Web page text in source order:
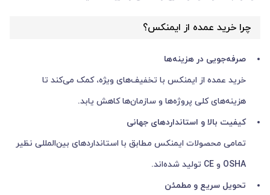
چرا خرید عمده از ایمنکس؟
صرفه‌جویی در هزینه‌ها
خرید عمده از ایمنکس با تخفیف‌های ویژه، کمک می‌کند تا
هزینه‌های کلی پروژه‌ها و سازمان‌ها کاهش یابد.
کیفیت بالا و استانداردهای جهانی
تمامی محصولات ایمنکس مطابق با استانداردهای بین‌المللی نظیر
OSHA و CE تولید شده‌اند.
تحویل سریع و مطمئن